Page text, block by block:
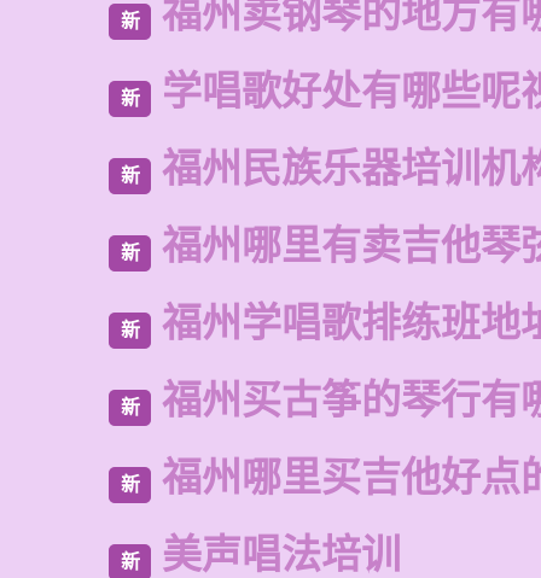
新 福州卖钢琴的地方有
新 学唱歌好处有哪些呢
新 福州民族乐器培训机
新 福州哪里有卖吉他琴
新 福州学唱歌排练班地
新 福州买古筝的琴行有
新 福州哪里买吉他好点
新 美声唱法培训